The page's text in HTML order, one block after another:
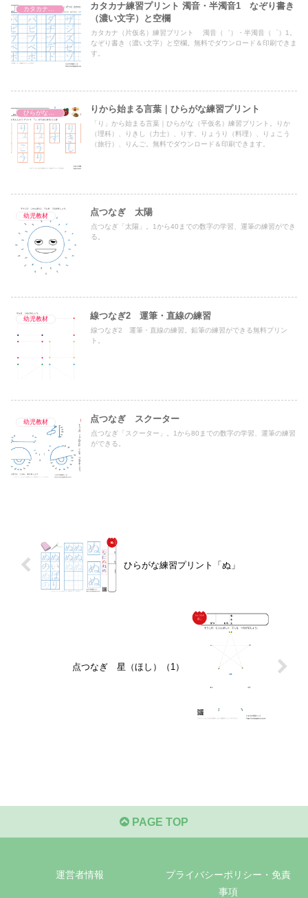
カタカナ練習プリント
カタカナ練習プリント 濁音・半濁音1 なぞり書き
（濃い文字）と空欄
カタカナ（片仮名）練習プリント 濁音（゛）・半濁音（゜）1。
なぞり書き（濃い文字）と空欄。無料でダウンロード＆印刷できま
す。
りから始まる言葉｜ひらがな練習プリント
「り」から始まる言葉｜ひらがな（平仮名）練習プリント。りか
（理科）、りきし（力士）、りす、りょうり（料理）、りょこう
（旅行）、りんご。無料でダウンロード＆印刷できます。
幼児教材 点つなぎ 太陽
点つなぎ「太陽」。1から40までの数字の学習、運筆の練習ができ
る。
幼児教材 線つなぎ2 運筆・直線の練習
線つなぎ2 運筆・直線の練習。鉛筆の練習ができる無料プリン
ト。
幼児教材 点つなぎ スクーター
点つなぎ「スクーター」。1から80までの数字の学習、運筆の練習
ができる。
ひらがな練習プリント「ぬ」
点つなぎ 星（ほし）（1）
PAGE TOP
運営者情報
プライバシーポリシー・免責
事項